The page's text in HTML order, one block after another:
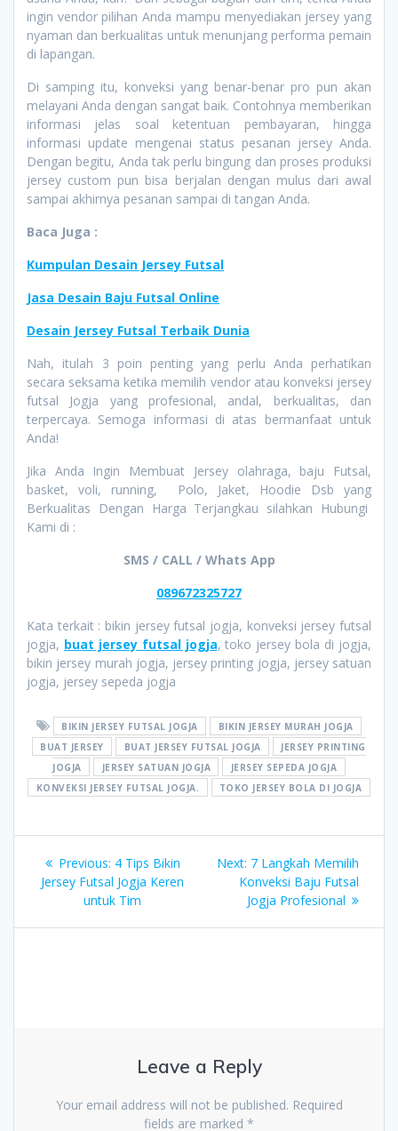
ingin vendor pilihan Anda mampu menyediakan jersey yang
nyaman dan berkualitas untuk menunjang performa pemain
di lapangan.
Di samping itu, konveksi yang benar-benar pro pun akan
melayani Anda dengan sangat baik. Contohnya memberikan
informasi jelas soal ketentuan pembayaran, hingga
informasi update mengenai status pesanan jersey Anda.
Dengan begitu, Anda tak perlu bingung dan proses produksi
jersey custom pun bisa berjalan dengan mulus dari awal
sampai akhirnya pesanan sampai di tangan Anda.
Baca Juga :
Kumpulan Desain Jersey Futsal
Jasa Desain Baju Futsal Online
Desain Jersey Futsal Terbaik Dunia
Nah, itulah 3 poin penting yang perlu Anda perhatikan
secara seksama ketika memilih vendor atau konveksi jersey
futsal Jogja yang profesional, andal, berkualitas, dan
terpercaya. Semoga informasi di atas bermanfaat untuk
Anda!
Jika Anda Ingin Membuat Jersey olahraga, baju Futsal,
basket, voli, running, Polo, Jaket, Hoodie Dsb yang
Berkualitas Dengan Harga Terjangkau silahkan Hubungi
Kami di :
SMS / CALL / Whats App
089672325727
Kata terkait : bikin jersey futsal jogja, konveksi jersey futsal
jogja, buat jersey futsal jogja, toko jersey bola di jogja,
bikin jersey murah jogja, jersey printing jogja, jersey satuan
jogja, jersey sepeda jogja
BIKIN JERSEY FUTSAL JOGJA
BIKIN JERSEY MURAH JOGJA
BUAT JERSEY
BUAT JERSEY FUTSAL JOGJA
JERSEY PRINTING
JOGJA
JERSEY SATUAN JOGJA
JERSEY SEPEDA JOGJA
KONVEKSI JERSEY FUTSAL JOGJA.
TOKO JERSEY BOLA DI JOGJA
Post
navigation
Previous: Previous
post:
4 Tips Bikin
Jersey Futsal Jogja Keren
untuk Tim
Next: Next
post:
7 Langkah Memilih
Konveksi Baju Futsal
Jogja Profesional
Leave a Reply
Your email address will not be published. Required
fields are marked *